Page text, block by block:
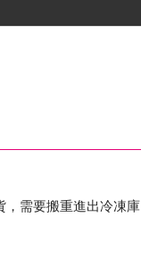
，需要搬重進出冷凍庫